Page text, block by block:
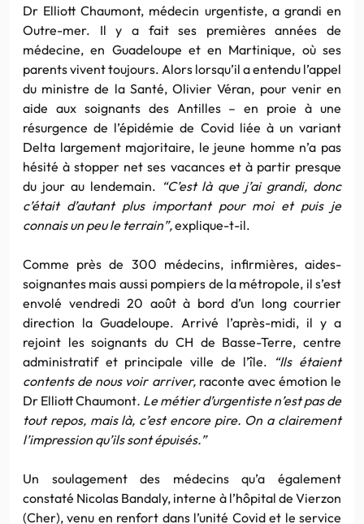
Dr Elliott Chaumont, médecin urgentiste, a grandi en
Outre-mer. Il y a fait ses premières années de
médecine, en Guadeloupe et en Martinique, où ses
parents vivent toujours. Alors lorsqu’il a entendu l’appel
du ministre de la Santé, Olivier Véran, pour venir en
aide aux soignants des Antilles – en proie à une
résurgence de l’épidémie de Covid liée à un variant
Delta largement majoritaire, le jeune homme n’a pas
hésité à stopper net ses vacances et à partir presque
du jour au lendemain. “C’est là que j’ai grandi, donc
c’était d’autant plus important pour moi et puis je
connais un peu le terrain”,explique-t-il.
Comme près de 300 médecins, infirmières, aides-
soignantes mais aussi pompiers de la métropole, il s’est
envolé vendredi 20 août à bord d’un long courrier
direction la Guadeloupe. Arrivé l’après-midi, il y a
rejoint les soignants du CH de Basse-Terre, centre
administratif et principale ville de l’île. “Ils étaient
contents de nous voir arriver, raconte avec émotion le
Dr Elliott Chaumont. Le métier d’urgentiste n’est pas de
tout repos, mais là, c’est encore pire. On a clairement
l’impression qu’ils sont épuisés.”
Un soulagement des médecins qu’a également
constaté Nicolas Bandaly, interne à l’hôpital de Vierzon
(Cher), venu en renfort dans l’unité Covid et le service